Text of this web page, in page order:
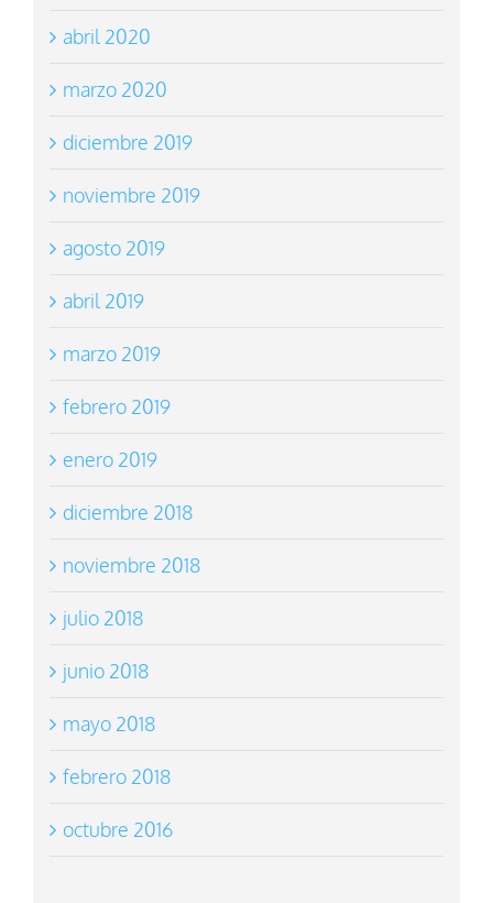
abril 2020
marzo 2020
diciembre 2019
noviembre 2019
agosto 2019
abril 2019
marzo 2019
febrero 2019
enero 2019
diciembre 2018
noviembre 2018
julio 2018
junio 2018
mayo 2018
febrero 2018
octubre 2016